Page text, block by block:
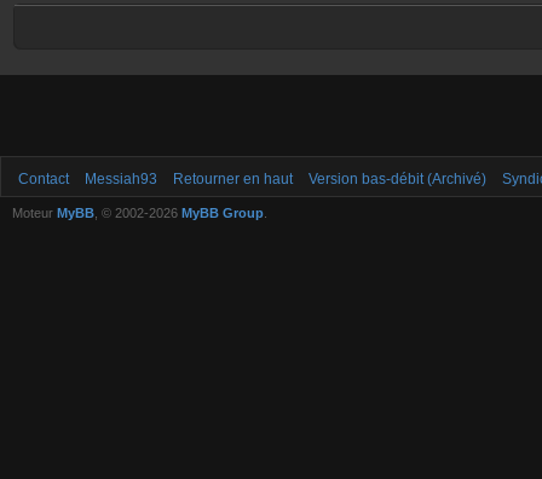
Contact Messiah93 Retourner en haut Version bas-débit (Archivé)
Moteur MyBB , © 2002-2026 MyBB Group